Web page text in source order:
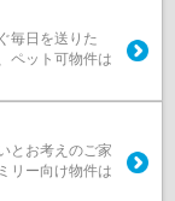
毎日を送りた
ペット可物件は
とお考えのご家
リー向け物件は